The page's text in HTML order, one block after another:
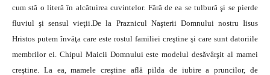
cum stă o literă în alcătuirea cuvintelor. Fără de ea se tulbură şi se pierde
fluviul şi sensul vieţii.De la Praznicul Naşterii Domnului nostru Iisus
Hristos putem învăţa care este rostul familiei creştine şi care sunt datoriile
membrilor ei. Chipul Maicii Domnului este modelul desăvârşit al mamei
creştine. La ea, mamele creştine află pilda de iubire a pruncilor, de